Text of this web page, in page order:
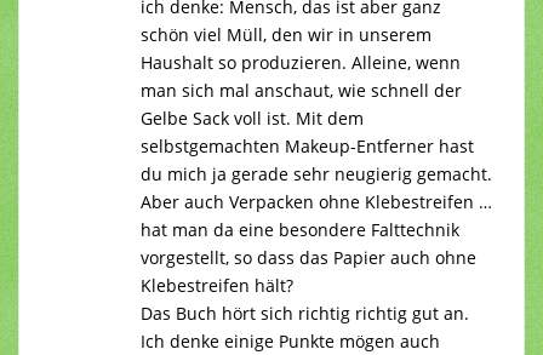
ich denke: Mensch, das ist aber ganz
schön viel Müll, den wir in unserem
Haushalt so produzieren. Alleine, wenn
man sich mal anschaut, wie schnell der
Gelbe Sack voll ist. Mit dem
selbstgemachten Makeup-Entferner hast
du mich ja gerade sehr neugierig gemacht.
Aber auch Verpacken ohne Klebestreifen …
hat man da eine besondere Falttechnik
vorgestellt, so dass das Papier auch ohne
Klebestreifen hält?
Das Buch hört sich richtig richtig gut an.
Ich denke einige Punkte mögen auch